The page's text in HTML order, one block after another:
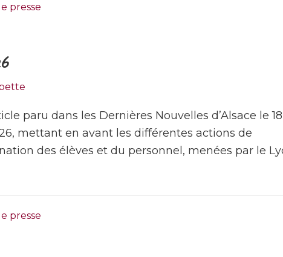
presse
paru dans les Dernières Nouvelles d’Alsace le
mettant en avant les différentes actions de
des élèves et du personnel, menées par le
presse